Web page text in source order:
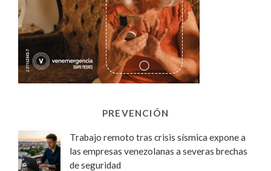
PREVENCIÓN
Trabajo remoto tras crisis sísmica expone a
las empresas venezolanas a severas brechas
de seguridad